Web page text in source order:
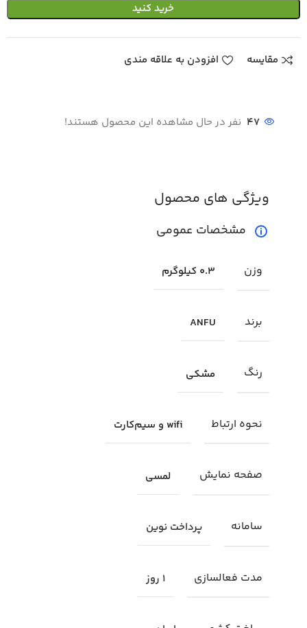
خرید کنید
مقایسه افزودن به علاقه مندی
47 نفر در حال مشاهده این محصول هستند!
ویژگی های محصول
مشخصات عمومی
وزن 0.3 کیلوگرم
برند ANFU
رنگ مشکی
نحوه ارتباط wifi و سیم‌کارت
صفحه نمایش لمسی
سامانه پرداخت نوین
مدت فعالسازی 1 روز